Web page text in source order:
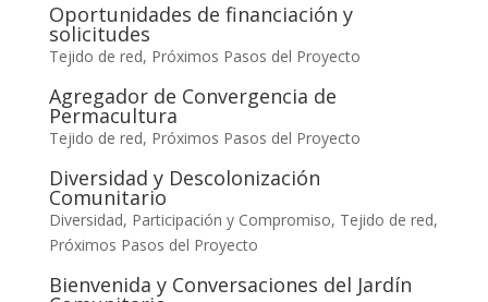
Oportunidades de financiación y
solicitudes
Tejido de red, Próximos Pasos del Proyecto
Agregador de Convergencia de
Permacultura
Tejido de red, Próximos Pasos del Proyecto
Diversidad y Descolonización
Comunitario
Diversidad, Participación y Compromiso, Tejido de red,
Próximos Pasos del Proyecto
Bienvenida y Conversaciones del Jardín